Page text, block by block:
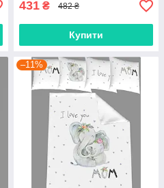
431 ₴ 482 ₴
Купити
–11%